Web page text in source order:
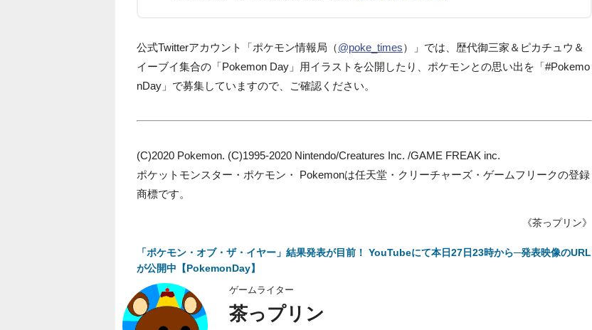
公式Twitterアカウント「ポケモン情報局（@poke_times）」では、歴代御三家＆ピカチュウ＆
イーブイ集合の「Pokemon Day」用イラストを公開したり、ポケモンとの思い出を「#Pokemo
nDay」で募集していますので、ご確認ください。
(C)2020 Pokemon. (C)1995-2020 Nintendo/Creatures Inc. /GAME FREAK inc.
ポケットモンスター・ポケモン・ Pokemonは任天堂・クリーチャーズ・ゲームフリークの登録
商標です。
《茶っプリン》
「ポケモン・オブ・ザ・イヤー」結果発表が目前！ YouTubeにて本日27日23時から─発表映像のURL
が公開中【PokemonDay】
ゲームライター
茶っプリン